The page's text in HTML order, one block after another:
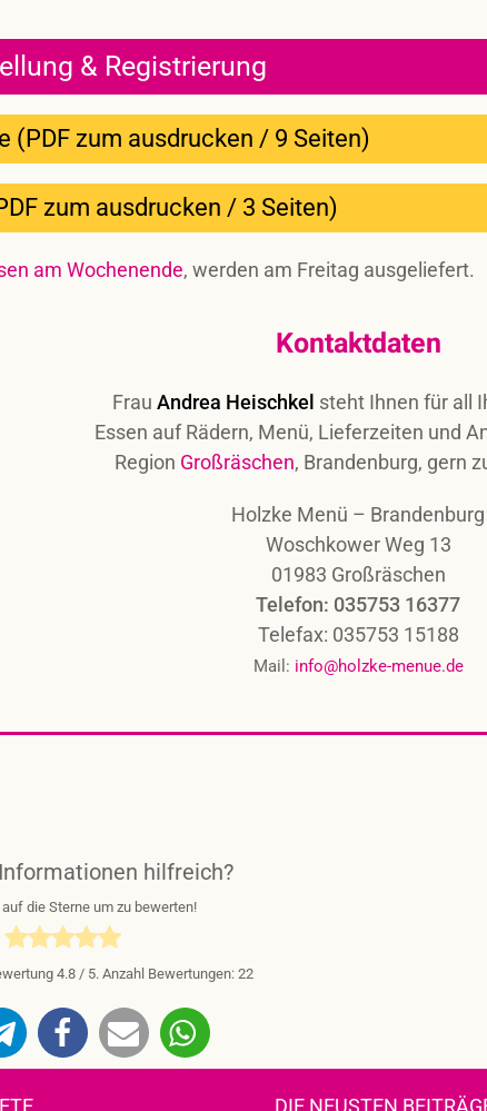
& Registrierung
(PDF zum ausdrucken / 9 Seiten)
zum ausdrucken / 3 Seiten)
am Wochenende, werden am Freitag ausgeliefert.
Kontaktdaten
FrauAndrea Heischkel steht Ihnen für all
Essen auf Rädern, Menü, Lieferzeiten und
Region Großräschen, Brandenburg, gern
Holzke Menü – Brandenburg
Woschkower Weg 13
01983 Großräschen
Telefon: 035753 16377
Telefax: 035753 15188
Mail: info@holzke-menue.de
hilfreich?
die Sterne um zu bewerten!
4.8 / 5. Anzahl Bewertungen: 22